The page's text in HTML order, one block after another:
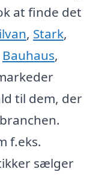
at finde det
, Stark,
Bauhaus,
til dem, der
f.eks.
sælger